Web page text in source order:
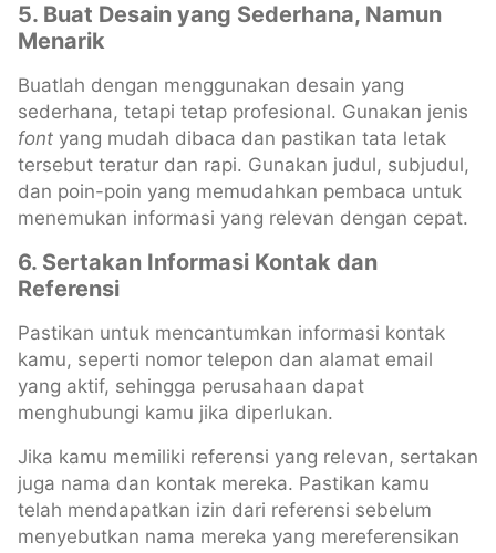
5. Buat Desain yang Sederhana, Namun
Menarik
Buatlah dengan menggunakan desain yang
sederhana, tetapi tetap profesional. Gunakan jenis
font yang mudah dibaca dan pastikan tata letak
tersebut teratur dan rapi. Gunakan judul, subjudul,
dan poin-poin yang memudahkan pembaca untuk
menemukan informasi yang relevan dengan cepat.
6. Sertakan Informasi Kontak dan
Referensi
Pastikan untuk mencantumkan informasi kontak
kamu, seperti nomor telepon dan alamat email
yang aktif, sehingga perusahaan dapat
menghubungi kamu jika diperlukan.
Jika kamu memiliki referensi yang relevan, sertakan
juga nama dan kontak mereka. Pastikan kamu
telah mendapatkan izin dari referensi sebelum
menyebutkan nama mereka yang mereferensikan